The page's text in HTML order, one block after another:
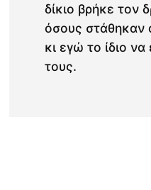
δίκιο βρήκε τον
όσους στάθηκαν
κι εγώ το ίδιο
τους.